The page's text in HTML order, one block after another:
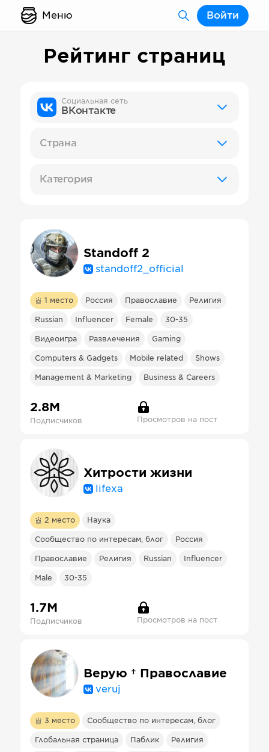
Меню Войти
Рейтинг страниц
Социальная сеть
ВКонтакте
Страна
Категория
Standoff 2
standoff2_official
1 место Россия Православие Религия
Russian Influencer Female 30-35
Видеоигра Развлечения Gaming
Computers & Gadgets Mobile related Shows
Management & Marketing Business & Careers
2.8М
Подписчиков Просмотров на пост
Хитрости жизни
lifexa
2 место Наука
Сообщество по интересам, блог Россия
Православие Религия Russian Influencer
Male 30-35
1.7М
Подписчиков Просмотров на пост
Верую † Православие
veruj
3 место Сообщество по интересам, блог
Глобальная страница Паблик Религия